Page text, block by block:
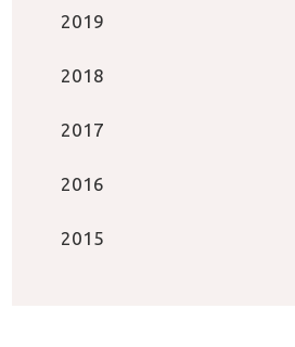
2019
2018
2017
2016
2015